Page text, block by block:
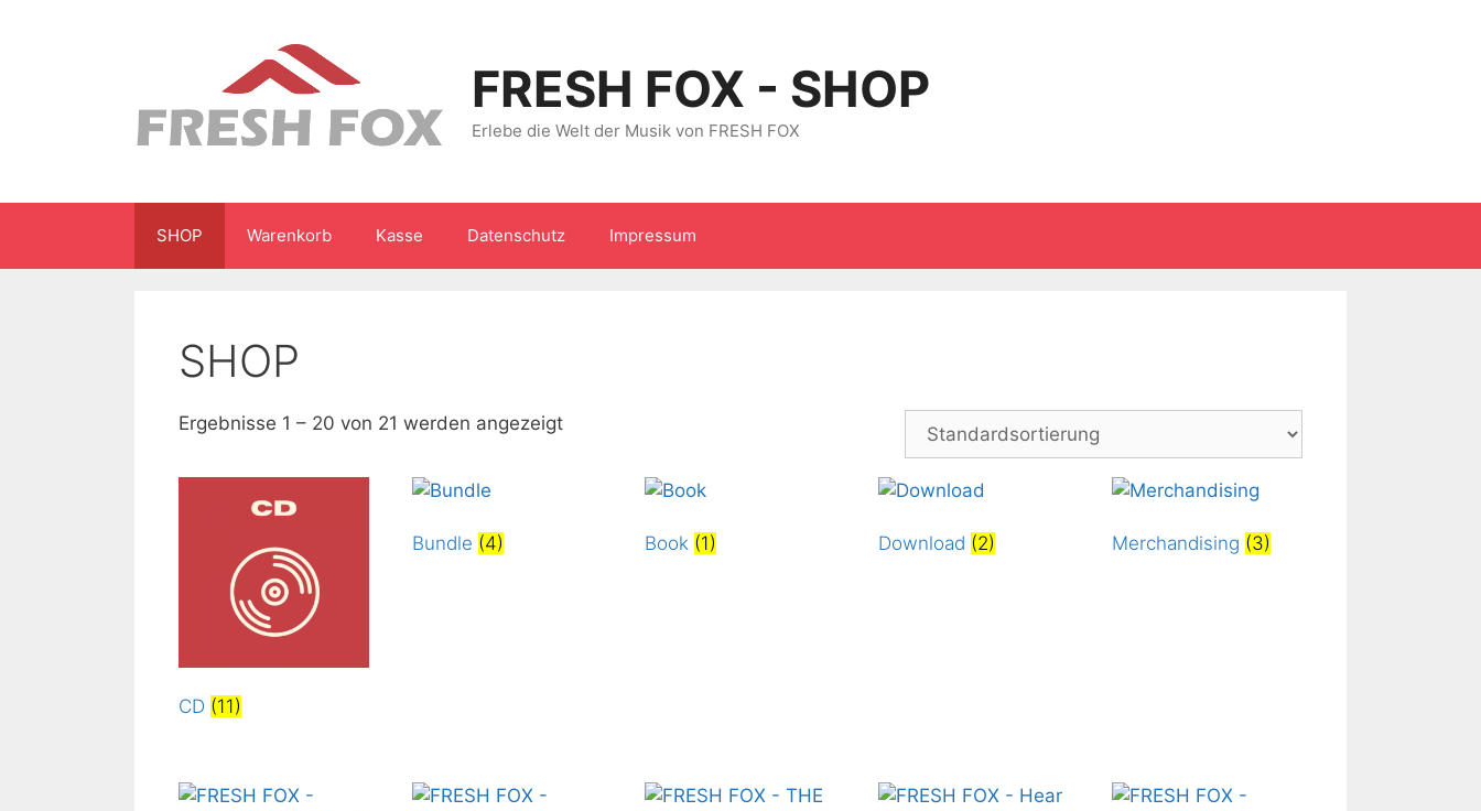
FRESH FOX - SHOP
Erlebe die Welt der Musik von FRESH FOX
SHOP Warenkorb Kasse Datenschutz Impressum
SHOP
Ergebnisse 1 – 20 von 21 werden angezeigt
CD (11)
Bundle (4) Book (1) Download (2) Merchandising (3)